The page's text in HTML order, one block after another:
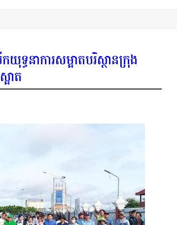
ទ្ធនាការសម្អាតបរិស្ថានក្រុង
ាត